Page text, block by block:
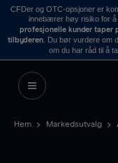
CFDer og OTC-opsjoner er
innebærer høy risiko for å
profesjonelle kunder taper
tilbyderen . Du bør vurdere om
om du har råd til å
Hem Markedsutvalg